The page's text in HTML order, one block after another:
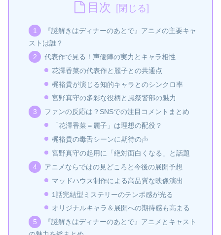
目次
『謎解きはディナーのあとで』アニメの主要キャ
ストは誰？
代表作で見る！声優陣の実力とキャラ相性
花澤香菜の代表作と麗子との共通点
梶裕貴が演じる知的キャラとのシンクロ率
宮野真守の多彩な役柄と風祭警部の魅力
ファンの反応は？SNSでの注目コメントまとめ
「花澤香菜＝麗子」は理想の配役？
梶裕貴の毒舌シーンに期待の声
宮野真守の起用に「絶対面白くなる」と話題
アニメならではの見どころと今後の展開予想
マッドハウス制作による高品質な映像演出
1話完結型ミステリーのテンポ感が光る
オリジナルキャラ＆展開への期待感も高まる
『謎解きはディナーのあとで』アニメとキャスト